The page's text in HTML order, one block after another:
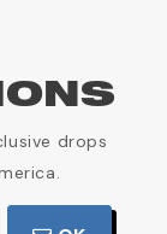
drops